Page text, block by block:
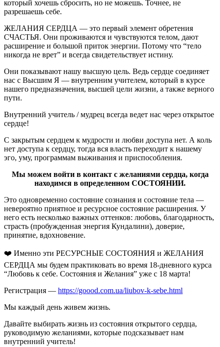
который хочешь сбросить, но не можешь. Точнее, не
разрешаешь себе.
ЖЕЛАНИЯ СЕРДЦА — это первый элемент обретения
СЧАСТЬЯ. Они проживаются и чувствуются телом, дают
расширение и большой приток энергии. Потому что “тело
никогда не врет” и всегда свидетельствует истину.
Они показывают нашу высшую цель. Ведь сердце соединяет
нас с Высшим Я — внутренним учителем, который в курсе
нашего предназначения, высшей цели жизни, а также верного
пути.
Внутренний учитель / мудрец всегда ведет нас через открытое
сердце!
С закрытым сердцем к мудрости и любви доступа нет. А коль
нет доступа к сердцу, тогда вся власть переходит к нашему
эго, уму, программам выживания и приспособления.
Мы можем войти в контакт с желаниями сердца, когда
находимся в определенном СОСТОЯНИИ.
Это одновременно состояние сознания и состояние тела —
невероятно приятное и ресурсное состояние расширения. У
него есть несколько важных оттенков: любовь, благодарность,
страсть (пробужденная энергия Кундалини), доверие,
принятие, вдохновение.
❤️ Именно эти РЕСУРСНЫЕ СОСТОЯНИЯ и ЖЕЛАНИЯ
СЕРДЦА мы будем практиковать во время 18-дневного курса
“Любовь к себе. Состояния и Желания” уже с 18 марта!
Регистрация — https://goood.com.ua/liubov-k-sebe.html
Мы каждый день живем жизнь.
Давайте выбирать жизнь из состояния открытого сердца,
руководимую желаниями, которые подсказывает нам
внутренний учитель!